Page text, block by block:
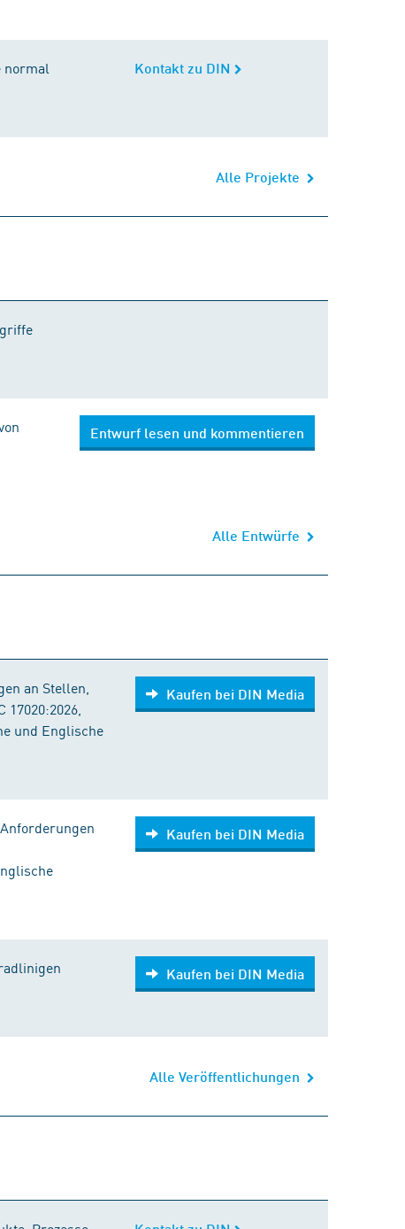
normal
Kontakt zu DIN
Alle Projekte
Entwurf lesen und kommentieren
Alle Entwürfe
an Stellen,
und Englische
Kaufen bei DIN Media
Kaufen bei DIN Media
Kaufen bei DIN Media
Alle Veröffentlichungen